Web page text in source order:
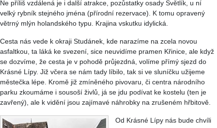
Ne příliš vzdálená je i další atrakce, pozůstatky osady Světlík, u ní
velký rybník stejného jména (přírodní rezervace). K tomu opravený
větrný mlýn holandského typu. Krajina vskutku idylická.
Cesta nás vede k okraji Studánek, kde narazíme na zcela novou
asfaltkou, ta láká ke svezení, sice neuvidíme pramen Křinice, ale když
se dozvíme, že cesta je v pohodě průjezdná, volíme přímý sjezd do
Krásné Lípy. Již včera se nám tady líbilo, tak si ve sluníčku užijeme
městečka lépe. Kromě již zmíněného pivovaru, či centra národního
parku zkoumáme i sousoší živlů, já se jdu podívat ke kostelu (ten je
zavřený), ale k vidění jsou zajímavé náhrobky na zrušeném hřbitově.
Od Krásné Lípy nás bude chvíli